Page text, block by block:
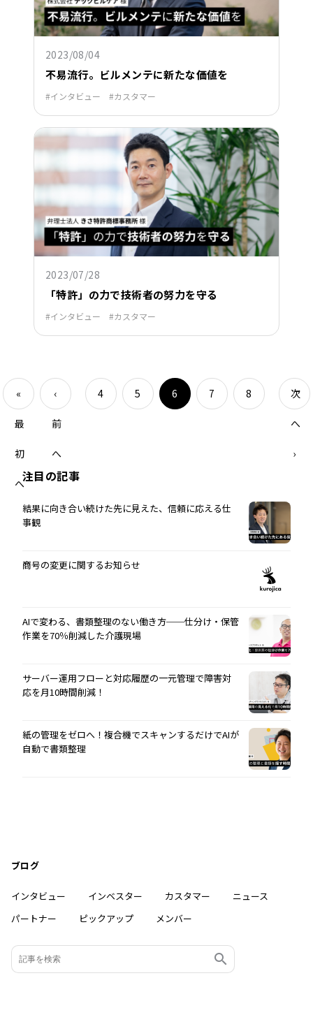
2023/08/04
不易流行。ビルメンテに新たな価値を
インタビュー カスタマー
2023/07/28
「特許」の力で技術者の努力を守る
インタビュー カスタマー
«
最
初
へ
‹
前
へ
4 5 6 7 8 次
へ
›
注目の記事
結果に向き合い続けた先に見えた、信頼に応える仕
事観
商号の変更に関するお知らせ
AIで変わる、書類整理のない働き方──仕分け・保管
作業を70％削減した介護現場
サーバー運用フローと対応履歴の一元管理で障害対
応を月10時間削減！
紙の管理をゼロへ！複合機でスキャンするだけでAIが
自動で書類整理
ブログ
インタビュー インベスター カスタマー
ニュース
パートナー
ピックアップ メンバー